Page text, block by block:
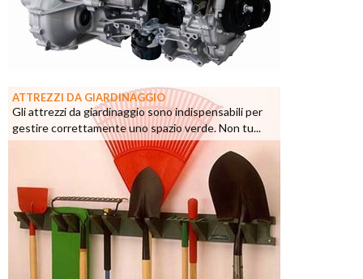
ATTREZZI DA GIARDINAGGIO
Gli attrezzi da giardinaggio sono indispensabili per
gestire correttamente uno spazio verde. Non tu...